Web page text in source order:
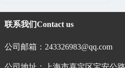
联系我们Contact us
公司邮箱：243326983@qq.com